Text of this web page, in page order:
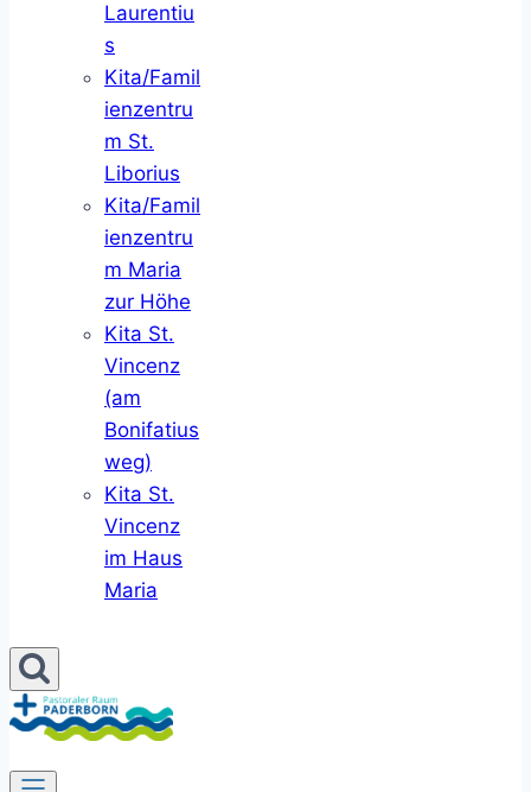
Laurentiu
s
Kita/Famil
ienzentru
m St.
Liborius
Kita/Famil
ienzentru
m Maria
zur Höhe
Kita St.
Vincenz
(am
Bonifatius
weg)
Kita St.
Vincenz
im Haus
Maria